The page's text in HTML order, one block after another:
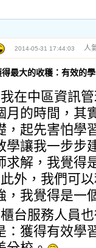
2014-05-31 17:44:03 人
得最大的收穫：有效的
我在中區資訊
月的時間，其
，起先害怕學
學讓我一步步
求解，我覺得
此外，我們可
，我覺得是一
櫃台服務人員
：獲得有效學